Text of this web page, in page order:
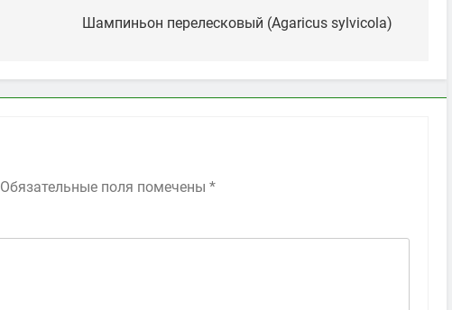
Шампиньон перелесковый (Agaricus sylvicola)
Обязательные поля помечены *